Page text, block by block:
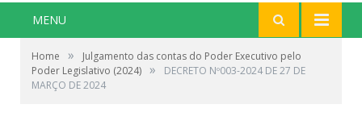
MENU
Home »
Julgamento das contas do Poder Executivo pelo
Poder Legislativo (2024) »
DECRETO Nº003-2024 DE 27 DE
MARÇO DE 2024